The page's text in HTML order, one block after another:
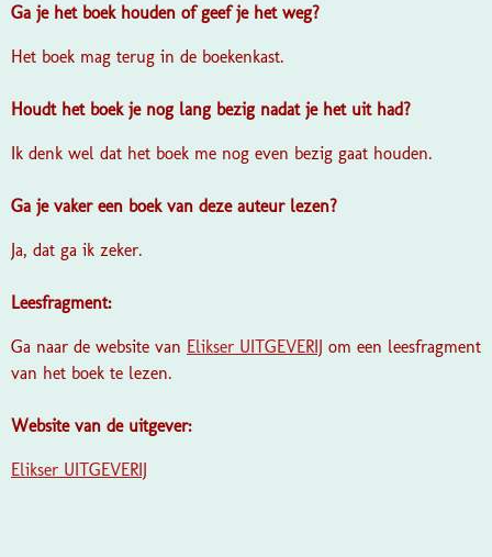
Ga je het boek houden of geef je het weg?
Het boek mag terug in de boekenkast.
Houdt het boek je nog lang bezig nadat je het uit had?
Ik denk wel dat het boek me nog even bezig gaat houden.
Ga je vaker een boek van deze auteur lezen?
Ja, dat ga ik zeker.
Leesfragment:
Ga naar de website van Elikser UITGEVERIJ om een leesfragment
van het boek te lezen.
Website van de uitgever:
Elikser UITGEVERIJ